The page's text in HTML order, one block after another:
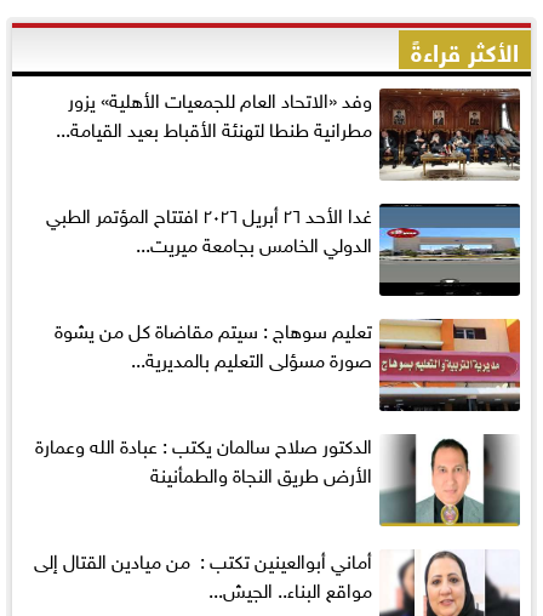
الأكثر قراءةً
وفد «الاتحاد العام للجمعيات الأهلية» يزور
مطرانية طنطا لتهنئة الأقباط بعيد القيامة...
غدا الأحد ٢٦ أبريل ٢٠٢٦ افتتاح المؤتمر الطبي
الدولي الخامس بجامعة ميريت...
تعليم سوهاج : سيتم مقاضاة كل من يشوة
صورة مسؤلى التعليم بالمديرية...
الدكتور صلاح سالمان يكتب : عبادة الله وعمارة
الأرض طريق النجاة والطمأنينة
أماني‭ ‬أبوالعينين‭ ‬تكتب‭ : ‬ من ميادين القتال إلى
مواقع البناء.. الجيش...